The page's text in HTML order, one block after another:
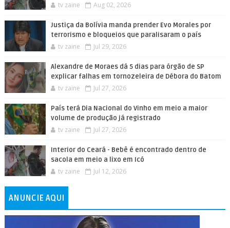
tv zaine Aug 02, 2026
Justiça da Bolívia manda prender Evo Morales por
terrorismo e bloqueios que paralisaram o país
tv zaine Jul 29, 2026
Alexandre de Moraes dá 5 dias para órgão de SP
explicar falhas em tornozeleira de Débora do Batom
tv zaine Jul 27, 2026
País terá Dia Nacional do Vinho em meio a maior
volume de produção já registrado
tv zaine Jul 27, 2026
Interior do Ceará - Bebê é encontrado dentro de
sacola em meio a lixo em Icó
tv zaine Jul 12, 2026
ANUNCIE AQUI